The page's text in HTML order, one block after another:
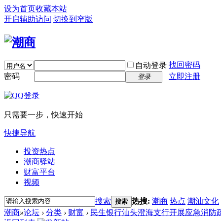
设为首页收藏本站
开启辅助访问 切换到窄版
自动登录 找回密码
密码
登录 立即注册
只需要一步，快速开始
快捷导航
投资热点
潮商驿站
财富平台
视频
搜索 搜索 热搜: 潮商 热点 潮汕文化
潮商»论坛 › 分类 › 财富 › 民生银行汕头澄海支行开展应急消防